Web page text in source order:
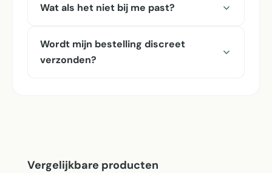
Wat als het niet bij me past?
Wordt mijn bestelling discreet
verzonden?
Productgalerij overslaan
Vergelijkbare producten